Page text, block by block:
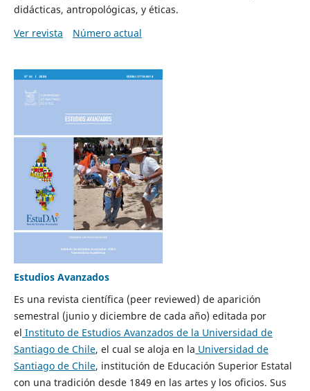
didácticas, antropológicas, y éticas.
Ver revista
Número actual
Estudios Avanzados
Es una revista científica (peer reviewed) de aparición
semestral (junio y diciembre de cada año) editada por
el Instituto de Estudios Avanzados de la Universidad de
Santiago de Chile, el cual se aloja en la Universidad de
Santiago de Chile, institución de Educación Superior Estatal
con una tradición desde 1849 en las artes y los oficios. Sus